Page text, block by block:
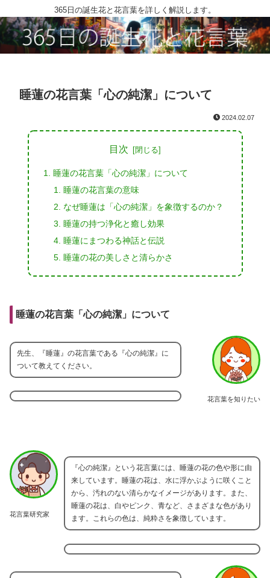
365日の誕生花と花言葉を詳しく解説します。
睡蓮の花言葉「心の純潔」について
2024.02.07
目次
睡蓮の花言葉「心の純潔」について
睡蓮の花言葉の意味
なぜ睡蓮は「心の純潔」を象徴するのか？
睡蓮の持つ浄化と癒し効果
睡蓮にまつわる神話と伝説
睡蓮の花の美しさと清らかさ
睡蓮の花言葉「心の純潔」について
花言葉を知りたい
先生、『睡蓮』の花言葉である『心の純潔』に
ついて教えてください。
花言葉研究家
『心の純潔』という花言葉には、睡蓮の花の色や形に由
来しています。睡蓮の花は、水に浮かぶように咲くこと
から、汚れのない清らかなイメージがあります。また、
睡蓮の花は、白やピンク、青など、さまざまな色があり
ます。これらの色は、純粋さを象徴しています。